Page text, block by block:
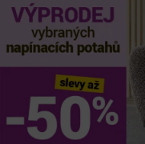
(Opens
in
new
window)
(Opens
in
new
window)in
new